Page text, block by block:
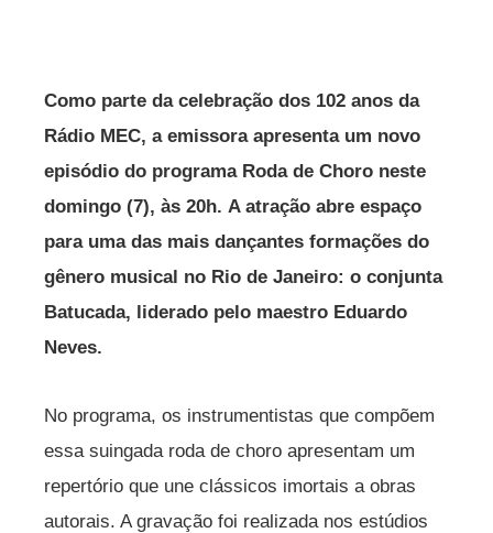
Como parte da celebração dos 102 anos da
Rádio MEC, a emissora apresenta um novo
episódio do programa Roda de Choro neste
domingo (7), às 20h. A atração abre espaço
para uma das mais dançantes formações do
gênero musical no Rio de Janeiro: o conjunta
Batucada, liderado pelo maestro Eduardo
Neves.
No programa, os instrumentistas que compõem
essa suingada roda de choro apresentam um
repertório que une clássicos imortais a obras
autorais. A gravação foi realizada nos estúdios